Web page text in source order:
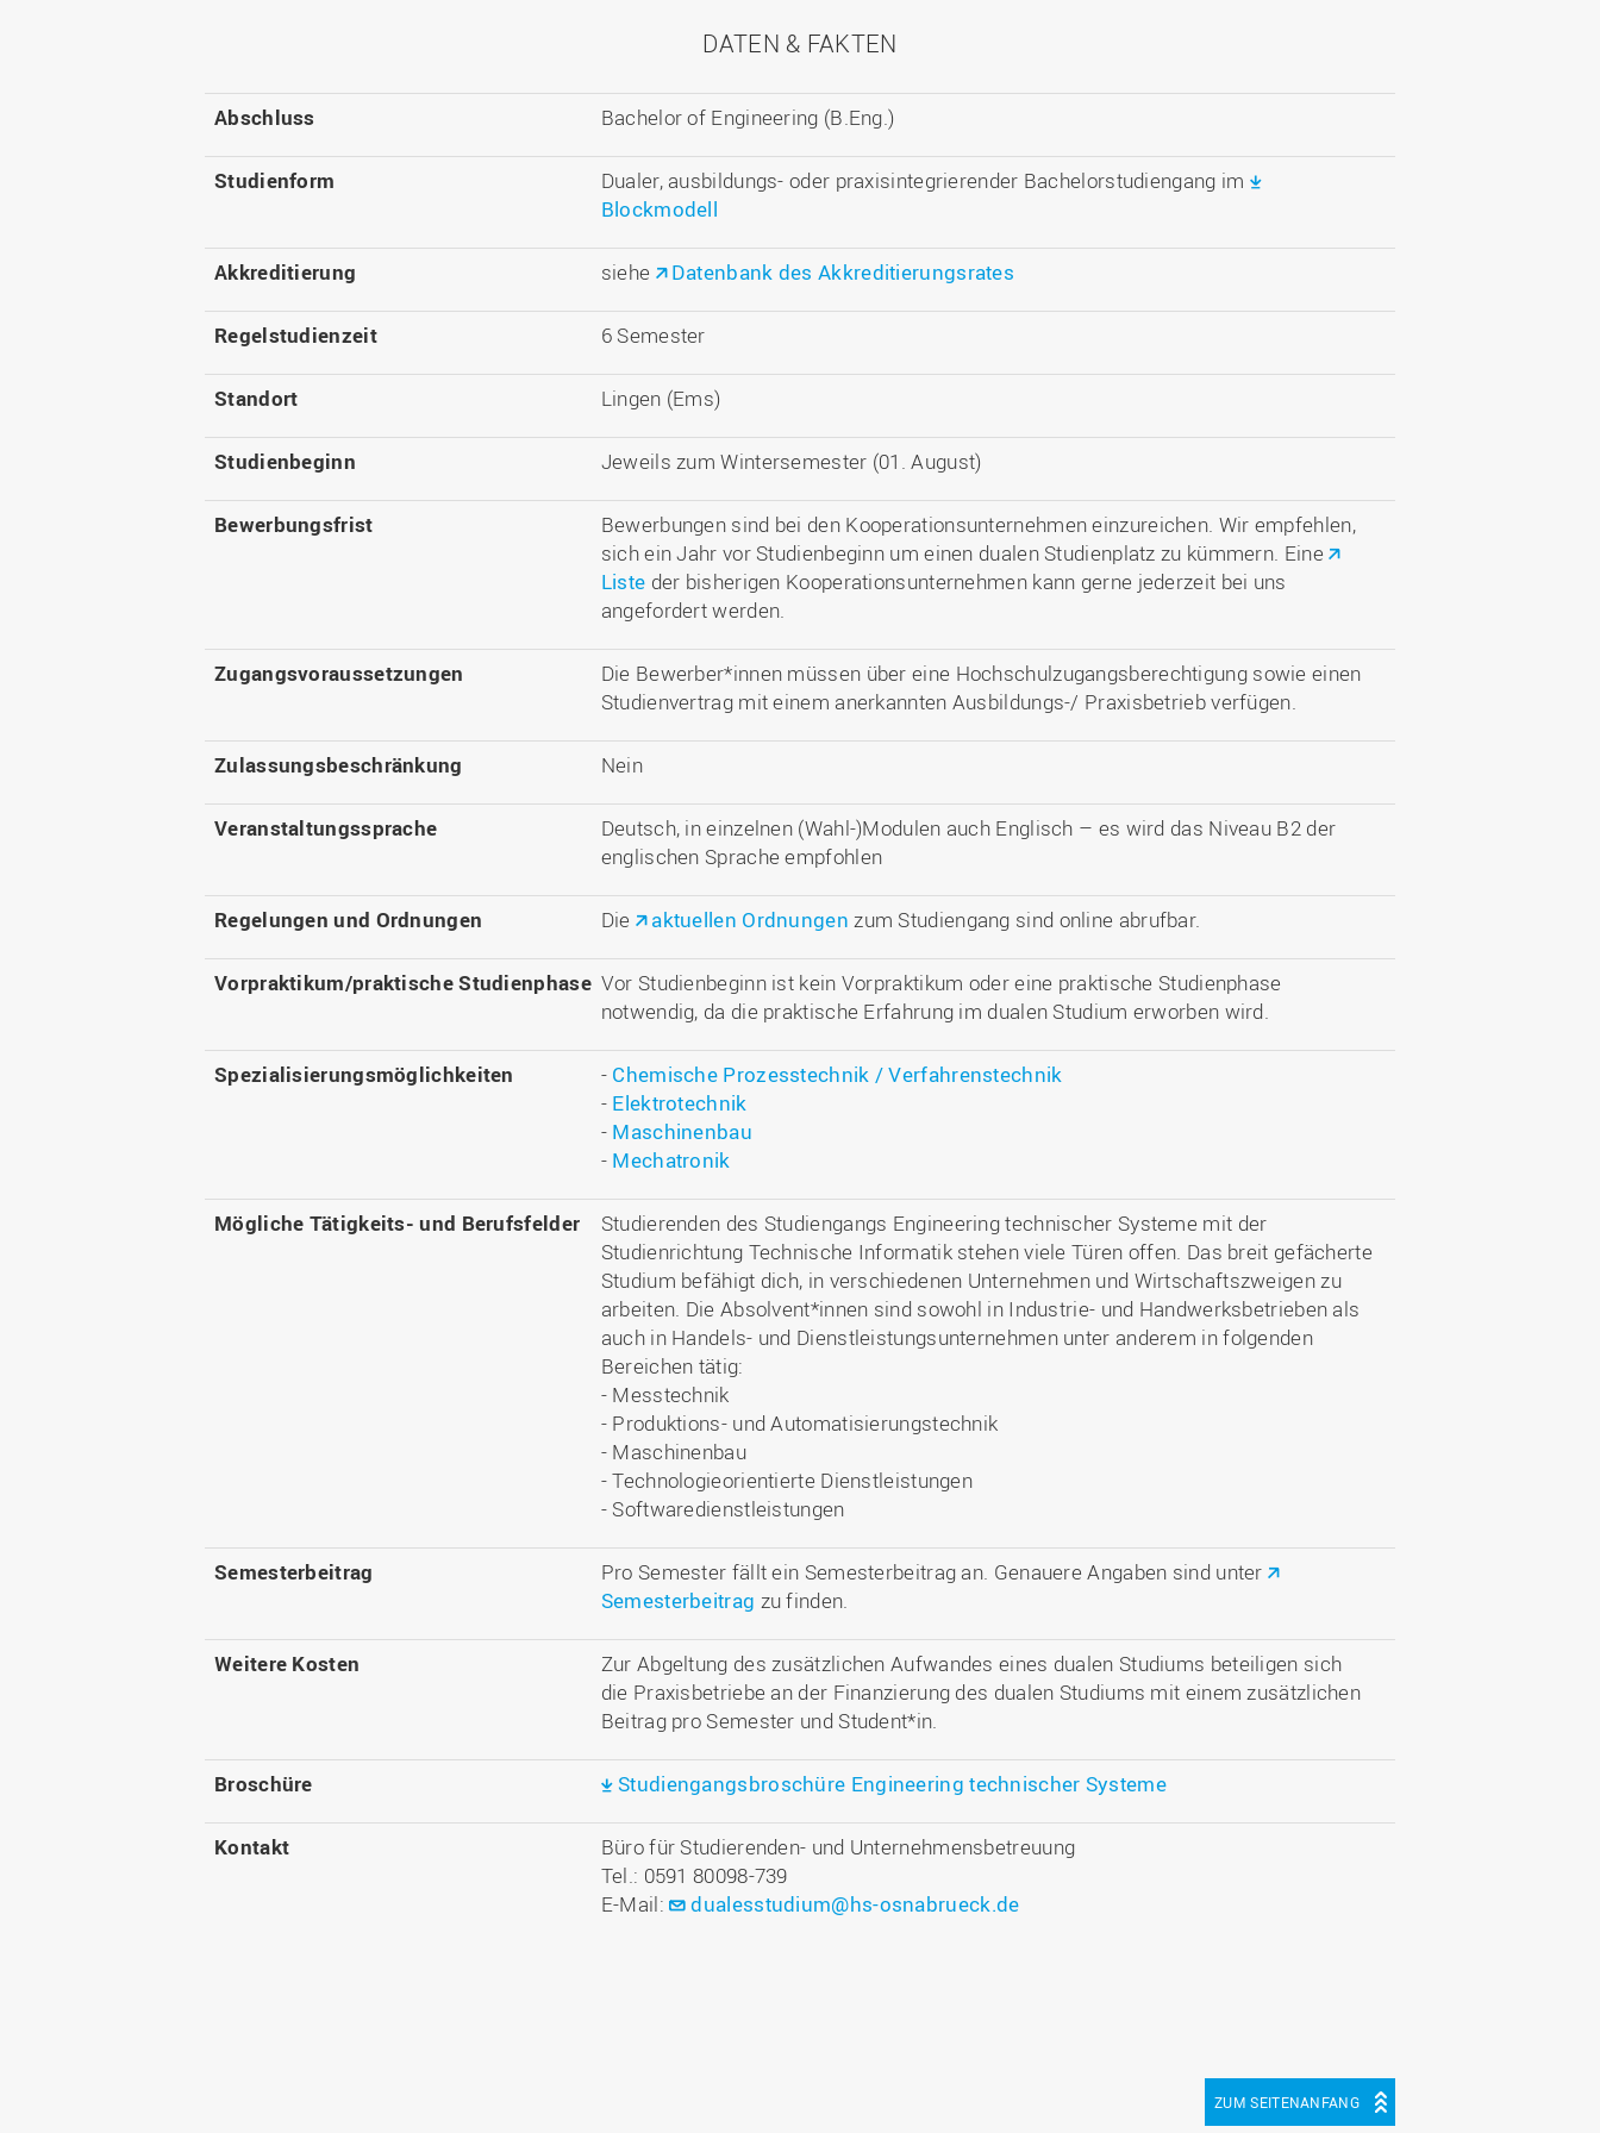
DATEN & FAKTEN
Abschluss Bachelor of Engineering (B.Eng.)
Studienform
Dualer, ausbildungs- oder praxisintegrierender Bachelorstudiengang im
Blockmodell
Akkreditierung siehe Datenbank des Akkreditierungsrates
Regelstudienzeit 6 Semester
Standort Lingen (Ems)
Studienbeginn Jeweils zum Wintersemester (01. August)
Bewerbungsfrist
Bewerbungen sind bei den Kooperationsunternehmen einzureichen. Wir empfehlen,
sich ein Jahr vor Studienbeginn um einen dualen Studienplatz zu kümmern. Eine
Liste der bisherigen Kooperationsunternehmen kann gerne jederzeit bei uns
angefordert werden.
Zugangsvoraussetzungen
Die Bewerber*innen müssen über eine Hochschulzugangsberechtigung sowie einen
Studienvertrag mit einem anerkannten Ausbildungs-/ Praxisbetrieb verfügen.
Zulassungsbeschränkung Nein
Veranstaltungssprache
Deutsch, in einzelnen (Wahl-)Modulen auch Englisch – es wird das Niveau B2 der
englischen Sprache empfohlen
Regelungen und Ordnungen Die aktuellen Ordnungen zum Studiengang sind online abrufbar.
Vorpraktikum/praktische Studienphase Vor Studienbeginn ist kein Vorpraktikum oder eine praktische Studienphase
notwendig, da die praktische Erfahrung im dualen Studium erworben wird.
Spezialisierungsmöglichkeiten - Chemische Prozesstechnik /Verfahrenstechnik
- Elektrotechnik
- Maschinenbau
- Mechatronik
Mögliche Tätigkeits- und Berufsfelder
Studierenden des Studiengangs Engineering technischer Systeme mit der
Studienrichtung Technische Informatik stehen viele Türen offen. Das breit gefächerte
Studium befähigt dich, in verschiedenen Unternehmen und Wirtschaftszweigen zu
arbeiten. Die Absolvent*innen sind sowohl in Industrie- und Handwerksbetrieben als
auch in Handels- und Dienstleistungsunternehmen unter anderem in folgenden
Bereichen tätig:
- Messtechnik
- Produktions- und Automatisierungstechnik
- Maschinenbau
- Technologieorientierte Dienstleistungen
- Softwaredienstleistungen
Semesterbeitrag
Pro Semester fällt ein Semesterbeitrag an. Genauere Angaben sind unter
Semesterbeitrag zu finden.
Weitere Kosten
Zur Abgeltung des zusätzlichen Aufwandes eines dualen Studiums beteiligen sich
die Praxisbetriebe an der Finanzierung des dualen Studiums mit einem zusätzlichen
Beitrag pro Semester und Student*in.
Broschüre Studiengangsbroschüre Engineering technischer Systeme
Kontakt
Büro für Studierenden- und Unternehmensbetreuung
Tel.: 0591 80098-739
E-Mail:
dualesstudium@hs-osnabrueck.de
ZUM SEITENANFANG